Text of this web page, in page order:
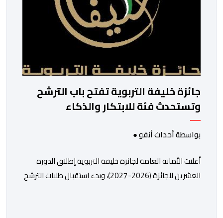
جائزة خليفة التربوية تفتح باب الترشح
وتستحدث فئة للابتكار والذكاء
الاصطناعي
بواسطة أحداث أنفو ●
أعلنت الأمانة العامة لجائزة خليفة التربوية إطلاق الدورة
العشرين للجائزة (2026-2027)، وبدء استقبال طلبات الترشح